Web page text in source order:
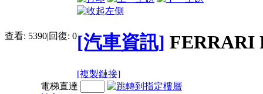
查看: 5390|回復: 0[汽車資訊] FERRARI
[複製鏈接]
電梯直達